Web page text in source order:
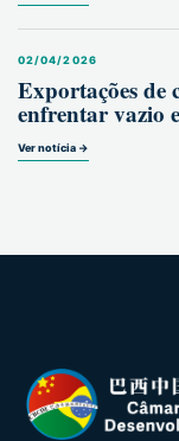
02/04/2026
Exportações de
enfrentar vazio
Ver notícia →